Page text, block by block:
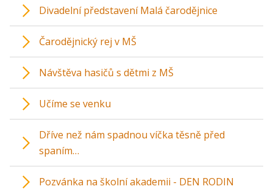
Divadelní představení Malá čarodějnice
Čarodějnický rej v MŠ
Návštěva hasičů s dětmi z MŠ
Učíme se venku
Dříve než nám spadnou víčka těsně před
spaním…
Pozvánka na školní akademii - DEN RODIN